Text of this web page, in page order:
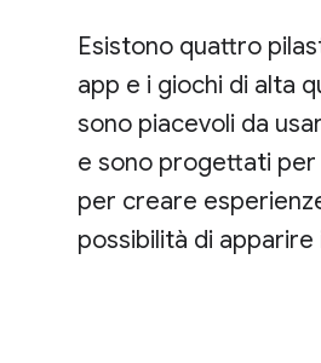
Esistono quattro
app e i giochi di alta
sono piacevoli da
e sono progettati per
per creare
possibilità di apparire